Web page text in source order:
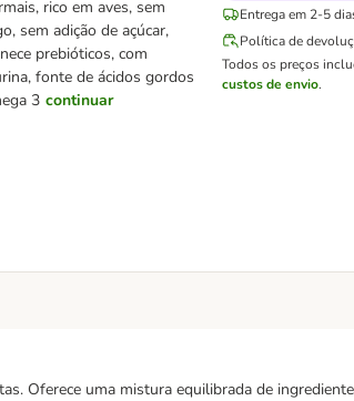
rico em aves, sem
sem adição de açúcar,
prebióticos, com
fonte de ácidos gordos
3 continuar
Entrega em 2-5
Política de
Todos os preços
custos de envio.
Oferece uma mistura equilibrada de